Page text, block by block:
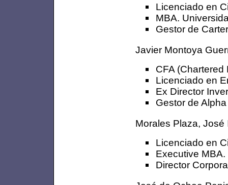
Licenciado en
MBA.
Gestor de
Javier Montoya
CFA (Chartered
Licenciado en
Ex Director
Gestor de
Morales Plaza, José
Licenciado en
Executive MBA.
Director